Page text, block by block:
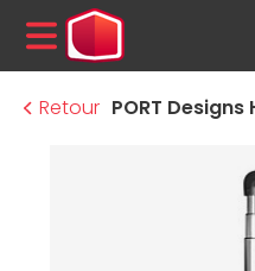
MENU
Retour PORT